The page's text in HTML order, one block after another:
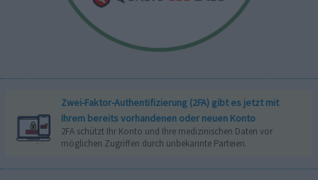
Zwei-Faktor-Authentifizierung (2FA) gibt es jetzt mit
Ihrem bereits vorhandenen oder neuen Konto
2FA schützt Ihr Konto und Ihre medizinischen Daten vor
möglichen Zugriffen durch unbekannte Parteien.